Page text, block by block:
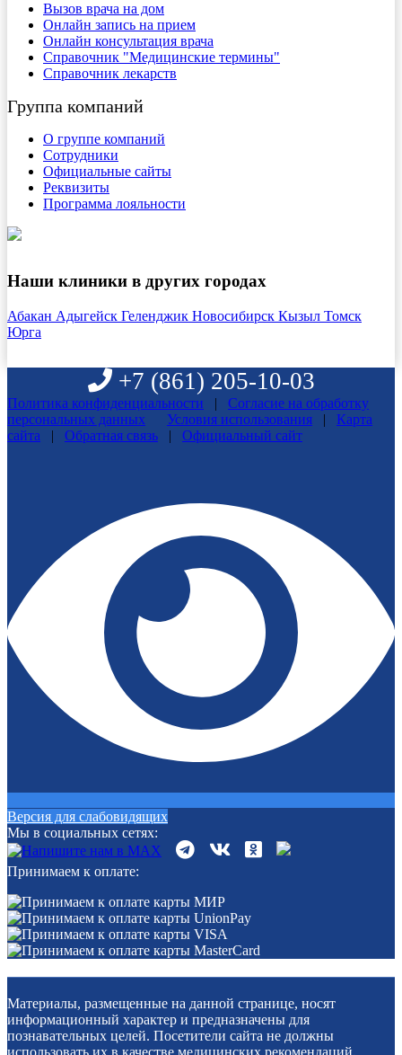
Вызов врача на дом
Онлайн запись на прием
Онлайн консультация врача
Справочник "Медицинские термины"
Справочник лекарств
Группа компаний
О группе компаний
Сотрудники
Официальные сайты
Реквизиты
Программа лояльности
Наши клиники в других городах
Абакан Адыгейск Геленджик Новосибирск Кызыл Томск
Юрга
+7 (861) 205-10-03
Политика конфиденциальности |
Согласие на обработку
персональных данных
Условия использования |
Карта
сайта
| Обратная связь | Официальный сайт
Версия для слабовидящих
Мы в социальных сетях:
Принимаем к оплате:
Материалы, размещенные на данной странице, носят
информационный характер и предназначены для
познавательных целей. Посетители сайта не должны
использовать их в качестве медицинских рекомендаций.